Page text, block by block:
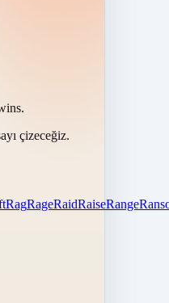
çizeceğiz.
RagRageRaidRaiseRange